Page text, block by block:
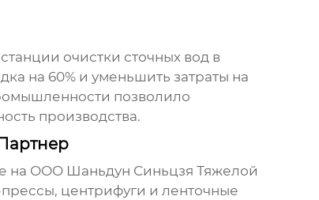
очистки сточных вод в
на 60% и уменьшить затраты на
позволило
производства.
на ООО Шаньдун Синьцзя Тяжелой
центрифуги и ленточные